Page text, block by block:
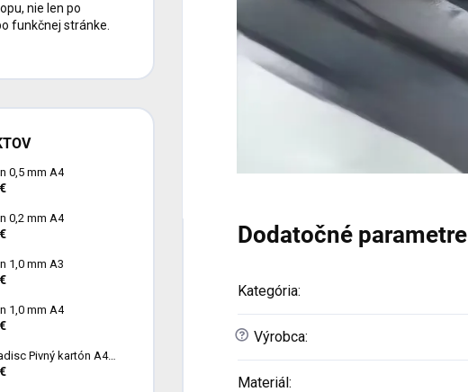
nie len po
funkčnej stránke.
0,5 mm A4
0,2 mm A4
1,0 mm A3
1,0 mm A4
Pivný kartón A4
Dodatočné parametre
Kategória:
? Výrobca:
Materiál: